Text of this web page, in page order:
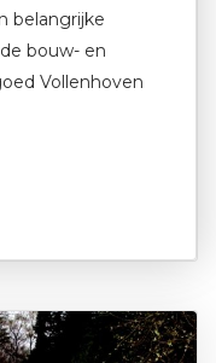
belangrijke
bouw- en
Vollenhoven